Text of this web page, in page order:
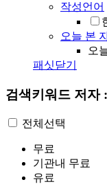
작성언어
오늘 본
오
패싯닫기
검색키워드 저자
전체선택
무료
기관내 무료
유료